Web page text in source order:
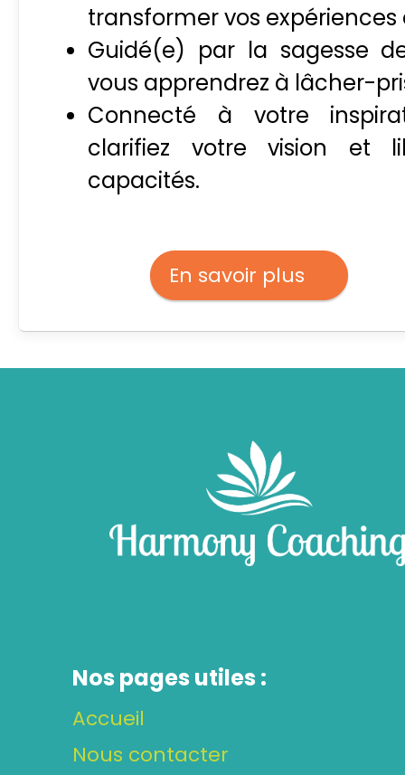
transformer vos expériences
Guidé(e) par la sagesse
vous apprendrez à lâcher-
Connecté à votre
clarifiez votre vision et
capacités.
En savoir plus
Nos pages utiles :
Accueil
Nous contacter